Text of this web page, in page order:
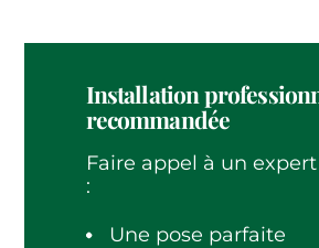
Installation
recommandée
Faire appel à un
:
Une pose parfaite